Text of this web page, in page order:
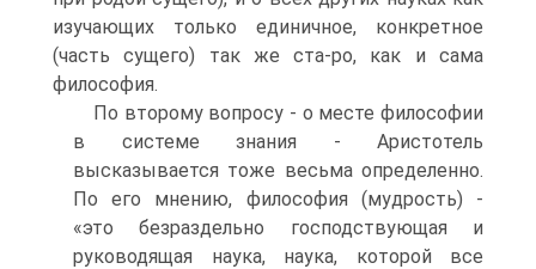
изучающих только единичное, конкретное
(часть сущего) так же ста-ро, как и сама
философия.
По второму вопросу - о месте философии
в системе знания - Аристотель
высказывается тоже весьма определенно.
По его мнению, философия (мудрость) -
«это безраздельно господствующая и
руководящая наука, наука, которой все